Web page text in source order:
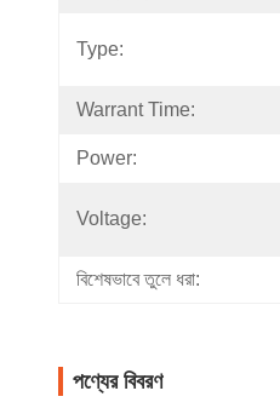
Type:
Warrant Time:
Power:
Voltage:
বিশেষভাবে তুলে ধরা:
পণ্যের বিবরণ